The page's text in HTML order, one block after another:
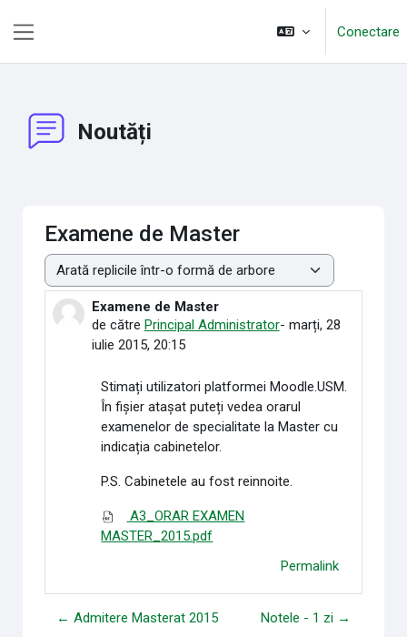
Conectare
Noutăți
Examene de Master
Afişează mod
Examene de Master
de către Principal Administrator- marți, 28
iulie 2015, 20:15
Număr de răspunsuri: 0
Stimați utilizatori platformei Moodle.USM.
În fișier atașat puteți vedea orarul
examenelor de specialitate la Master cu
indicația cabinetelor.
P.S. Cabinetele au fost reinnoite.
A3_ORAR EXAMEN
MASTER_2015.pdf
Permalink
← Admitere Masterat 2015 Notele - 1 zi →